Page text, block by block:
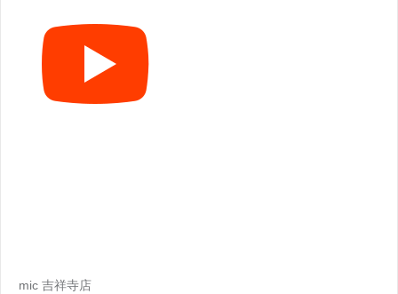
mic 吉祥寺店